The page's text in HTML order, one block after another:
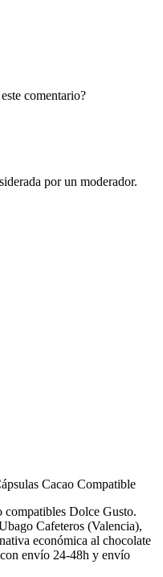
comentario?
por un moderador.
Cacao Compatible
compatibles Dolce Gusto.
Cafeteros (Valencia),
económica al chocolate
envío 24-48h y envío